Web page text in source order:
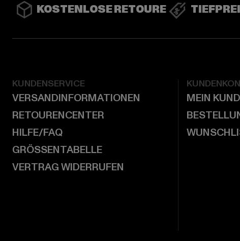
KOSTENLOSE RETOURE
KUNDENSERVICE
VERSANDINFORMATIONEN
RETOURENCENTER
HILFE/FAQ
GRÖSSENTABELLE
VERTRAG WIDERRUFEN
MEIN